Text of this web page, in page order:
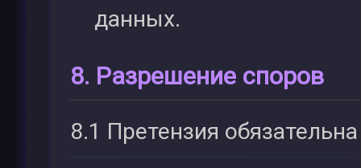
данных.
8. Разрешение споров
8.1 Претензия